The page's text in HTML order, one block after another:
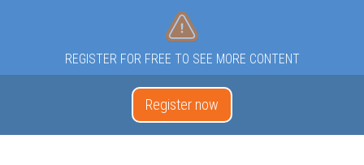
REGISTER FOR FREE TO SEE MORE CONTENT
Register now